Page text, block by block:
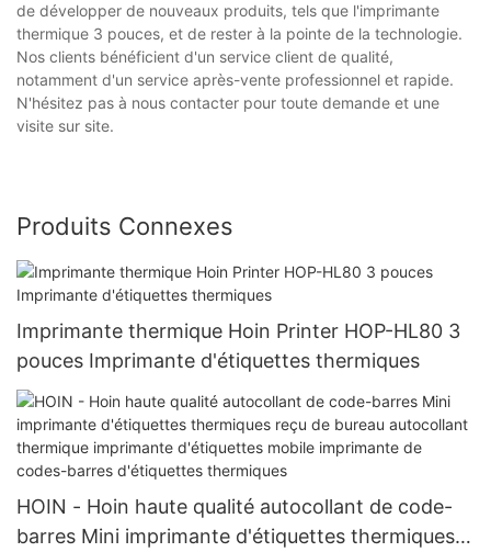
de développer de nouveaux produits, tels que l'imprimante
thermique 3 pouces, et de rester à la pointe de la technologie.
Nos clients bénéficient d'un service client de qualité,
notamment d'un service après-vente professionnel et rapide.
N'hésitez pas à nous contacter pour toute demande et une
visite sur site.
Produits Connexes
Imprimante thermique Hoin Printer HOP-HL80 3
pouces Imprimante d'étiquettes thermiques
HOIN - Hoin haute qualité autocollant de code-
barres Mini imprimante d'étiquettes thermiques